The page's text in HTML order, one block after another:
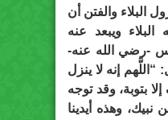
البلاء والفتن أن
البلاء ويبعد عنه
-رضي الله عنه-
إنه لا ينزل
بتوبة، وقد توجه
وهذه أيدينا